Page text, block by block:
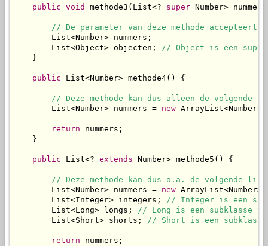
public void methode3(List<? super Number>
// De parameter van deze methode
        List<Number> nummers;
        List<Object> objecten;
// Object is een
    }
public List<Number> methode4() {
// Deze methode kan dus alleen de volgende
        List<Number> nummers =
new
return nummers;
    }
public List<? extends Number> methode5() {
// Deze methode kan dus o.a. de volgende
        List<Number> nummers =
new
        List<Integer> integers;
// Integer is een
        List<Long> longs;
// Long is een subklasse
        List<Short> shorts;
// Short is een subklasse
return nummers;